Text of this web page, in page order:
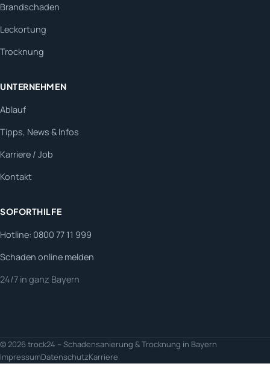
Brandschaden
Leckortung
Trocknung
UNTERNEHMEN
Ablauf
Tipps, News & Infos
Karriere / Job
Kontakt
SOFORTHILFE
Hotline: 0800 77 11 999
Schaden online melden
24/7 in ganz Bayern
© 2026 trock24 – Schadensanierung & Trocknung in Bayern
ImpressumDatenschutzKarriere